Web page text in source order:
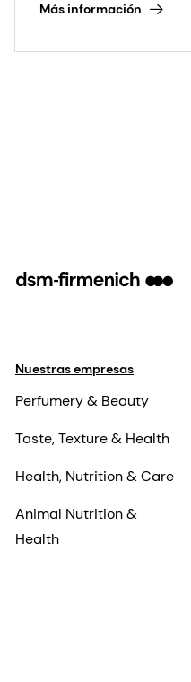
Más información
Nuestras empresas
Perfumery & Beauty
Taste, Texture & Health
Health, Nutrition & Care
Animal Nutrition &
Health